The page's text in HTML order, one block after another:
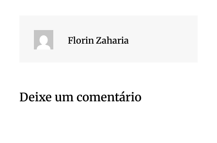
Florin Zaharia
Deixe um comentário